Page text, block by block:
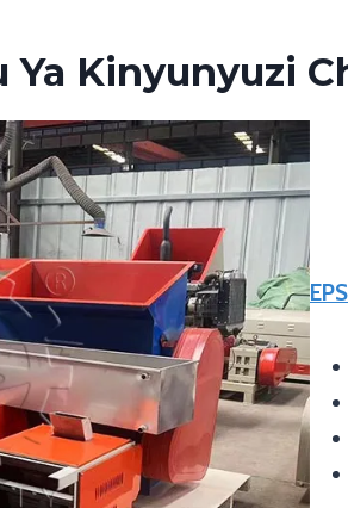
Ya Kinyunyuzi